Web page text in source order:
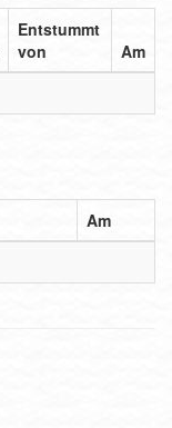
Entstummt
von
Am
Am